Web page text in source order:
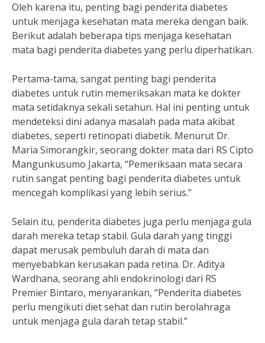
Oleh karena itu, penting bagi penderita diabetes
untuk menjaga kesehatan mata mereka dengan baik.
Berikut adalah beberapa tips menjaga kesehatan
mata bagi penderita diabetes yang perlu diperhatikan.
Pertama-tama, sangat penting bagi penderita
diabetes untuk rutin memeriksakan mata ke dokter
mata setidaknya sekali setahun. Hal ini penting untuk
mendeteksi dini adanya masalah pada mata akibat
diabetes, seperti retinopati diabetik. Menurut Dr.
Maria Simorangkir, seorang dokter mata dari RS Cipto
Mangunkusumo Jakarta, “Pemeriksaan mata secara
rutin sangat penting bagi penderita diabetes untuk
mencegah komplikasi yang lebih serius.”
Selain itu, penderita diabetes juga perlu menjaga gula
darah mereka tetap stabil. Gula darah yang tinggi
dapat merusak pembuluh darah di mata dan
menyebabkan kerusakan pada retina. Dr. Aditya
Wardhana, seorang ahli endokrinologi dari RS
Premier Bintaro, menyarankan, “Penderita diabetes
perlu mengikuti diet sehat dan rutin berolahraga
untuk menjaga gula darah tetap stabil.”